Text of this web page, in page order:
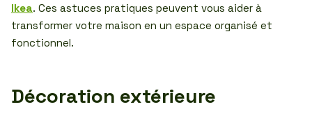
Ikea. Ces astuces pratiques peuvent vous aider à
transformer votre maison en un espace organisé et
fonctionnel.
Décoration extérieure